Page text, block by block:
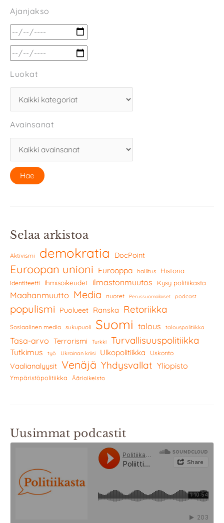
Ajanjakso
Luokat
Avainsanat
Selaa arkistoa
Aktivismi demokratia DocPoint
Euroopan unioni Eurooppa hallitus Historia
Identiteetti Ihmisoikeudet ilmastonmuutos Kysy politiikasta
Maahanmuutto Media nuoret Perussuomalaiset podcast
populismi Puolueet Ranska Retoriikka
Sosiaalinen media sukupuoli Suomi talous talouspolitiikka
Tasa-arvo Terrorismi Turkki Turvallisuuspolitiikka
Tutkimus työ Ukrainan kriisi Ulkopolitiikka Uskonto
Vaalianalyysit Venäjä Yhdysvallat Yliopisto
Ympäristöpolitiikka Äärioikeisto
Uusimmat podcastit